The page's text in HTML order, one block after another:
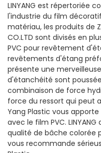
LINYANG est répertoriée
l'industrie du film
matériau, les produits de
CO.LTD sont divisés en
PVC pour revêtement
revêtements d'étang
présente une
d'étanchéité sont
combinaison de force
force du ressort qui peut
Yang Plastic vous
avec le film PVC.
qualité de bâche colorée
vous recommande